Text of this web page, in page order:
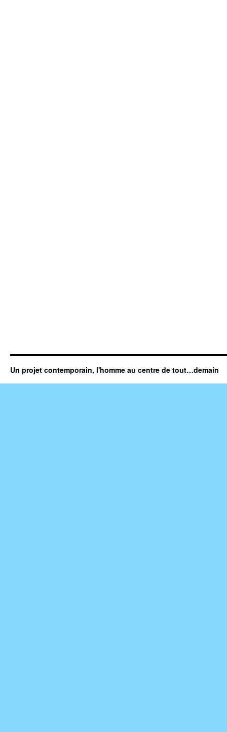
Un projet contemporain, l'homme au centre de tout…demain